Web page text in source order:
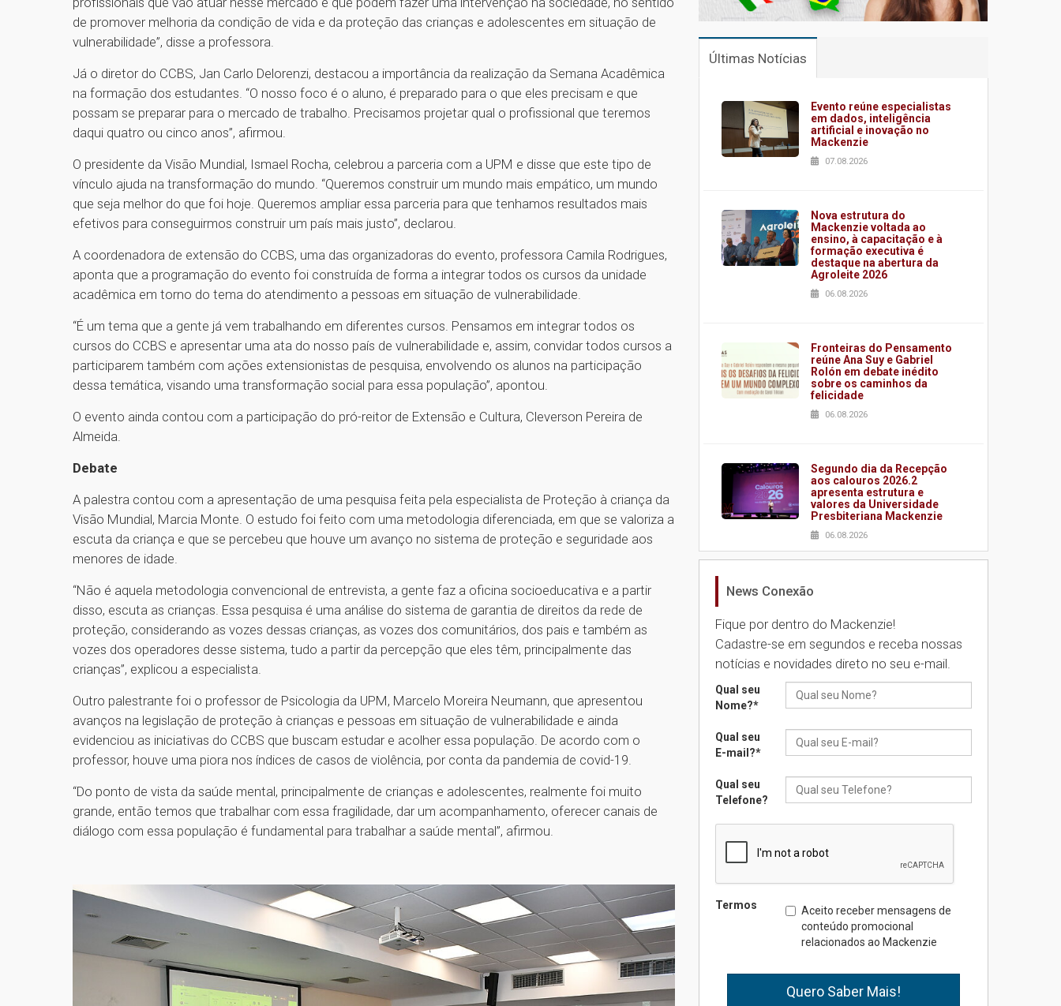
de promover melhoria da condição de vida e da proteção das crianças e adolescentes em situação de
vulnerabilidade”, disse a professora.
Já o diretor do CCBS, Jan Carlo Delorenzi, destacou a importância da realização da Semana Acadêmica
na formação dos estudantes. “O nosso foco é o aluno, é preparado para o que eles precisam e que
possam se preparar para o mercado de trabalho. Precisamos projetar qual o profissional que teremos
daqui quatro ou cinco anos”, afirmou.
O presidente da Visão Mundial, Ismael Rocha, celebrou a parceria com a UPM e disse que este tipo de
vínculo ajuda na transformação do mundo. “Queremos construir um mundo mais empático, um mundo
que seja melhor do que foi hoje. Queremos ampliar essa parceria para que tenhamos resultados mais
efetivos para conseguirmos construir um país mais justo”, declarou.
A coordenadora de extensão do CCBS, uma das organizadoras do evento, professora Camila Rodrigues,
aponta que a programação do evento foi construída de forma a integrar todos os cursos da unidade
acadêmica em torno do tema do atendimento a pessoas em situação de vulnerabilidade.
“É um tema que a gente já vem trabalhando em diferentes cursos. Pensamos em integrar todos os
cursos do CCBS e apresentar uma ata do nosso país de vulnerabilidade e, assim, convidar todos cursos a
participarem também com ações extensionistas de pesquisa, envolvendo os alunos na participação
dessa temática, visando uma transformação social para essa população”, apontou.
O evento ainda contou com a participação do pró-reitor de Extensão e Cultura, Cleverson Pereira de
Almeida.
Debate
A palestra contou com a apresentação de uma pesquisa feita pela especialista de Proteção à criança da
Visão Mundial, Marcia Monte. O estudo foi feito com uma metodologia diferenciada, em que se valoriza a
escuta da criança e que se percebeu que houve um avanço no sistema de proteção e seguridade aos
menores de idade.
“Não é aquela metodologia convencional de entrevista, a gente faz a oficina socioeducativa e a partir
disso, escuta as crianças. Essa pesquisa é uma análise do sistema de garantia de direitos da rede de
proteção, considerando as vozes dessas crianças, as vozes dos comunitários, dos pais e também as
vozes dos operadores desse sistema, tudo a partir da percepção que eles têm, principalmente das
crianças”, explicou a especialista.
Outro palestrante foi o professor de Psicologia da UPM, Marcelo Moreira Neumann, que apresentou
avanços na legislação de proteção à crianças e pessoas em situação de vulnerabilidade e ainda
evidenciou as iniciativas do CCBS que buscam estudar e acolher essa população. De acordo com o
professor, houve uma piora nos índices de casos de violência, por conta da pandemia de covid-19.
“Do ponto de vista da saúde mental, principalmente de crianças e adolescentes, realmente foi muito
grande, então temos que trabalhar com essa fragilidade, dar um acompanhamento, oferecer canais de
diálogo com essa população é fundamental para trabalhar a saúde mental”, afirmou.
Últimas Notícias
Evento reúne especialistas
em dados, inteligência
artificial e inovação no
Mackenzie
07.08.2026
Nova estrutura do
Mackenzie voltada ao
ensino, à capacitação e à
formação executiva é
destaque na abertura da
Agroleite 2026
06.08.2026
Fronteiras do Pensamento
reúne Ana Suy e Gabriel
Rolón em debate inédito
sobre os caminhos da
felicidade
06.08.2026
Segundo dia da Recepção
aos calouros 2026.2
apresenta estrutura e
valores da Universidade
Presbiteriana Mackenzie
06.08.2026
Nova apresentação do
brasileira
05.08.2026
Universidade Mackenzie
realizará nova edição da
05.08.2026
Seminário discute desafios
das novas tecnologias em
04.08.2026
Mackenzie recepciona os
calouros do segundo
semestre de 2026
04.08.2026
News Conexão
Fique por dentro do Mackenzie!
Cadastre-se em segundos e receba nossas
notícias e novidades direto no seu e-mail.
Qual seu
Nome?*
Qual seu
E-mail?*
Qual seu
Telefone?
Termos
Aceito receber mensagens de
conteúdo promocional
relacionados ao Mackenzie